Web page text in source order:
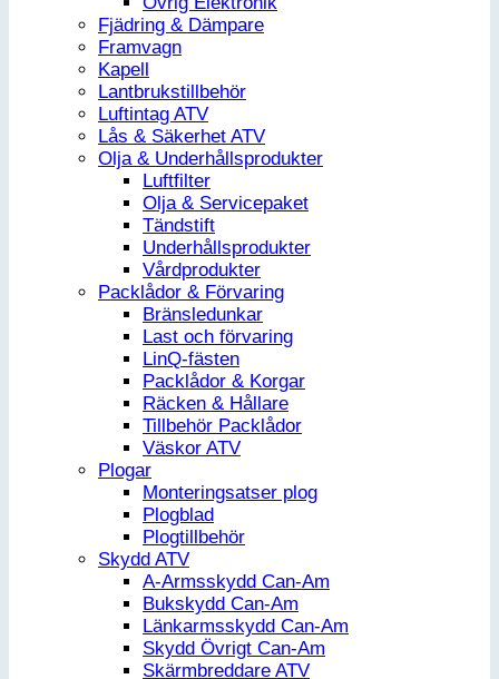
Fjädring & Dämpare
Framvagn
Kapell
Lantbrukstillbehör
Luftintag ATV
Lås & Säkerhet ATV
Olja & Underhållsprodukter
Luftfilter
Olja & Servicepaket
Tändstift
Underhållsprodukter
Vårdprodukter
Packlådor & Förvaring
Bränsledunkar
Last och förvaring
LinQ-fästen
Packlådor & Korgar
Räcken & Hållare
Tillbehör Packlådor
Väskor ATV
Plogar
Monteringsatser plog
Plogblad
Plogtillbehör
Skydd ATV
A-Armsskydd Can-Am
Bukskydd Can-Am
Länkarmsskydd Can-Am
Skydd Övrigt Can-Am
Skärmbreddare ATV